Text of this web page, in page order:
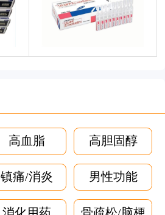
高血脂 高胆固醇
镇痛/消炎 男性功能